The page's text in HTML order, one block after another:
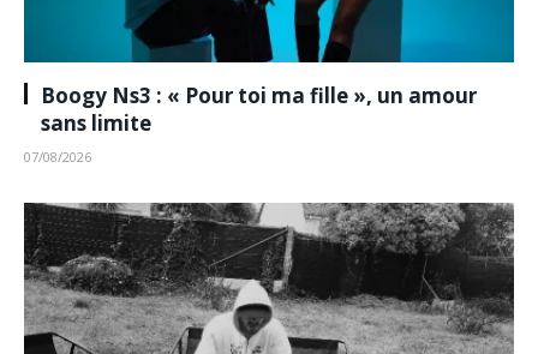
Boogy Ns3 : « Pour toi ma fille », un amour
sans limite
07/08/2026